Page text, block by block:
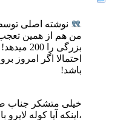
نوشته اصلی
من هم از همین
احتمالا اگر امروز
باشد!
خیلی متشکر جناب